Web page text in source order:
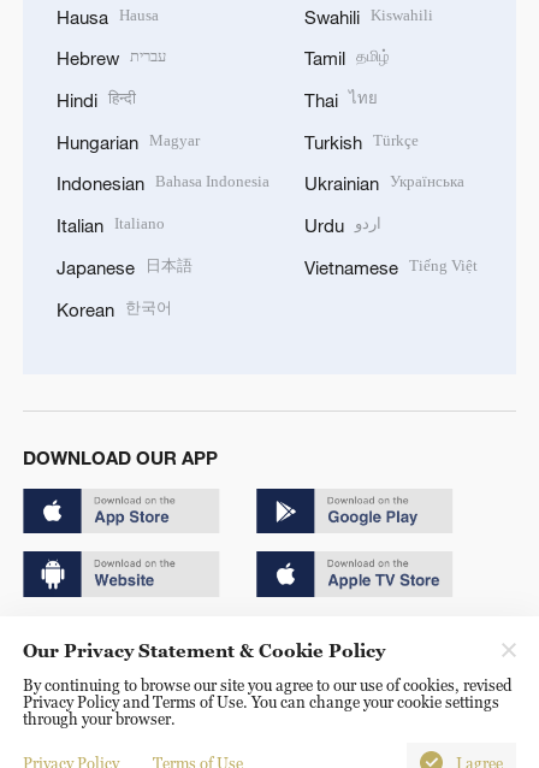
Hausa Hausa
Hebrew עברית
Hindi हिन्दी
Hungarian Magyar
Indonesian Bahasa Indonesia
Italian Italiano
Japanese 日本語
Korean 한국어
Swahili Kiswahili
Tamil தமிழ்
Thai ไทย
Turkish Türkçe
Ukrainian Українська
Urdu اردو
Vietnamese Tiếng Việt
DOWNLOAD OUR APP
京ICP备20000184号
京公网安备 11010502050052号
Disinformation report hotline: 010-85061466
Our Privacy Statement & Cookie Policy
By continuing to browse our site you agree to our use of cookies, revised
Privacy Policy and Terms of Use. You can change your cookie settings
through your browser.
Privacy Policy Terms of Use I agree